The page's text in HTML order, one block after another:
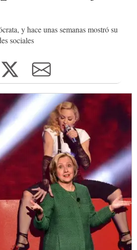
y hace unas semanas mostró su
sociales